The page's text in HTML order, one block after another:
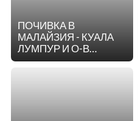
ПОЧИВКА В
МАЛАЙЗИЯ - КУАЛА
ЛУМПУР И О-В
ЛАНКАВИ ОТ ВАРНА
ЗА 11 НОЩУВКИ